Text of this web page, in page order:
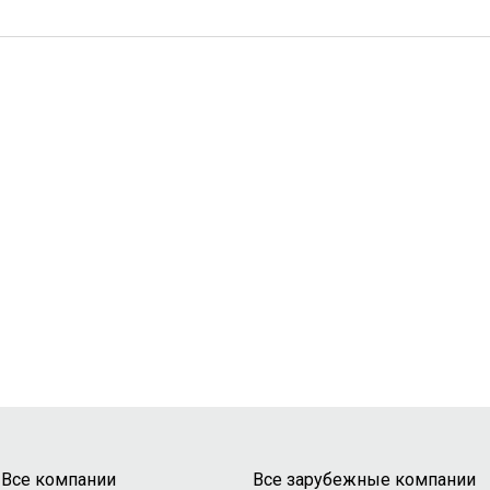
Все компании Все зарубежные компании